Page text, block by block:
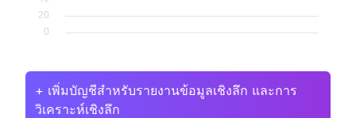
+ เพิ่มบัญชีสำหรับรายงานข้อมูลเชิงลึก และการ
วิเคราะห์เชิงลึก